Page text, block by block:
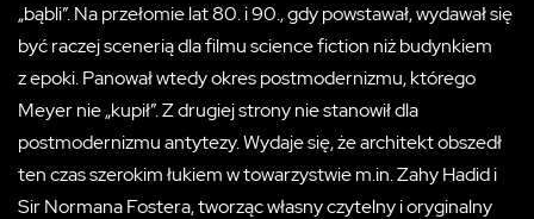
„bąbli”. Na przełomie lat 80. i 90., gdy powstawał, wydawał się
być raczej scenerią dla filmu science fiction niż budynkiem
z epoki. Panował wtedy okres postmodernizmu, którego
Meyer nie „kupił”. Z drugiej strony nie stanowił dla
postmodernizmu antytezy. Wydaje się, że architekt obszedł
ten czas szerokim łukiem w towarzystwie m.in. Zahy Hadid i
Sir Normana Fostera, tworząc własny czytelny i oryginalny